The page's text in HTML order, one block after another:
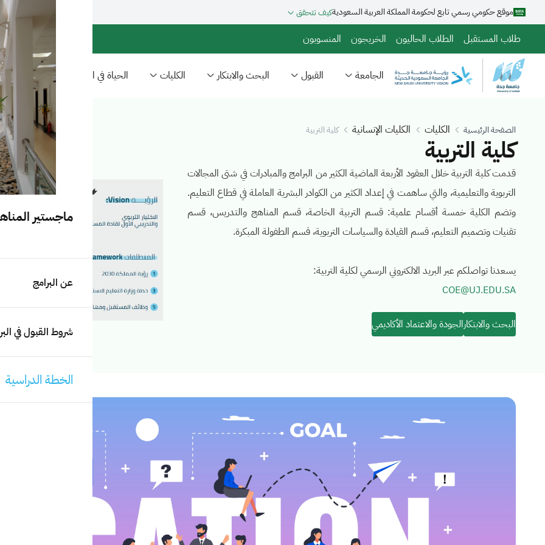
إلى
المحتوى
الرئيسي
موقع حكومي رسمي تابع لحكومة المملكة العربية السعوديةكيف تتحقق
طلاب المستقبل الطلاب الحاليون الخريجون المنسوبون
الجامعة القبول البحث والابتكار الكليات الحياة في الجامعة
الصفحة الرئيسية الكليات الكليات الإنسانية كلية التربية
كلية التربية
قدمت كلية التربية خلال العقود الأربعة الماضية الكثير من البرامج والمبادرات في شتى المجالات
التربوية والتعليمية، والتي ساهمت في إعداد الكثير من الكوادر البشرية العاملة في قطاع التعليم.
وتضم الكلية خمسة أقسام علمية: قسم التربية الخاصة، قسم المناهج والتدريس، قسم
تقنيات وتصميم التعليم، قسم القيادة والسياسات التربوية، قسم الطفولة المبكرة.
يسعدنا تواصلكم عبر البريد الالكتروني الرسمي لكلية التربية:
COE@UJ.EDU.SA
البحث والابتكارالجودة والاعتماد الأكاديمي
ماجستير
عن البرامج
شروط القبول في
الخطة الدراسية